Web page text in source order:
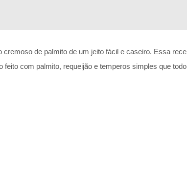
cremoso de palmito de um jeito fácil e caseiro. Essa
com palmito, requeijão e temperos simples que